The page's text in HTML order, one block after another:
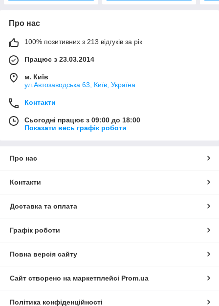
Про нас
100% позитивних з 213 відгуків за рік
Працює з 23.03.2014
м. Київ
ул.Автозаводська 63, Київ, Україна
Контакти
Сьогодні працює з 09:00 до 18:00
Показати весь графік роботи
Про нас
Контакти
Доставка та оплата
Графік роботи
Повна версія сайту
Сайт створено на маркетплейсі Prom.ua
Політика конфіденційності